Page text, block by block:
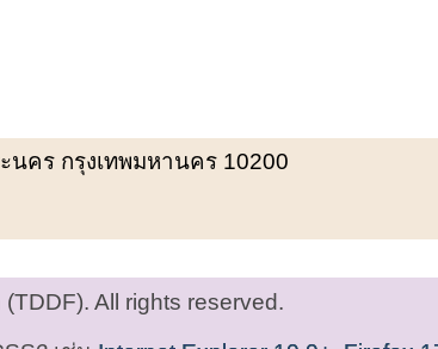
คร กรุงเทพมหานคร 10200
All rights reserved.